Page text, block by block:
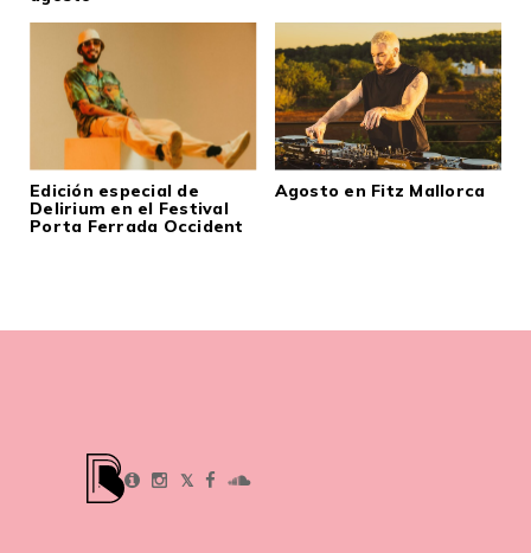
Edición especial de
Delirium en el Festival
Porta Ferrada Occident
Agosto en Fitz Mallorca
𝕏